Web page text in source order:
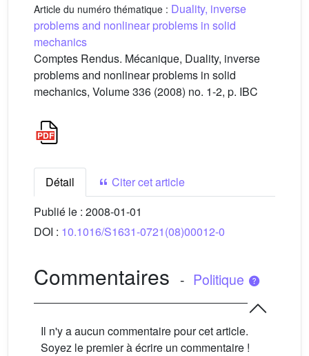
Article du numéro thématique : Duality, inverse
problems and nonlinear problems in solid
mechanics
Comptes Rendus. Mécanique, Duality, inverse
problems and nonlinear problems in solid
mechanics, Volume 336 (2008) no. 1-2, p. IBC
Détail
Citer cet article
Publié le : 2008-01-01
DOI : 10.1016/S1631-0721(08)00012-0
Commentaires - Politique
Il n'y a aucun commentaire pour cet article.
Soyez le premier à écrire un commentaire !